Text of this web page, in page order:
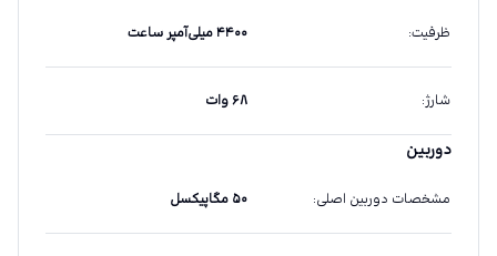
ظرفیت: ۴۴۰۰ میلی‌آمپر ساعت
شارژ: ۶۸ وات
دوربین
مشخصات دوربین اصلی: ۵۰ مگاپیکسل